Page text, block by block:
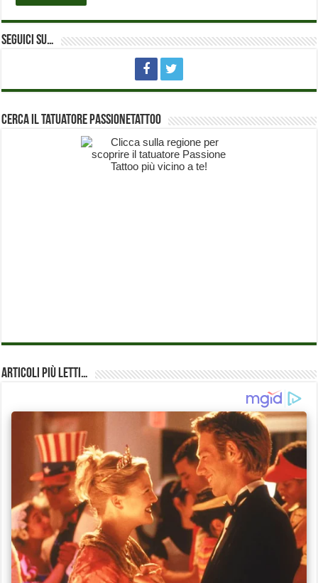
Seguici su…
Cerca il Tatuatore PassioneTattoo
Articoli più Letti…